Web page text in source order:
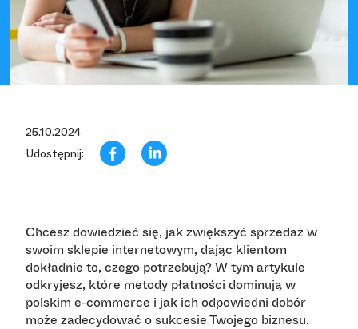
25.10.2024
Udostępnij:
Chcesz dowiedzieć się, jak zwiększyć sprzedaż w
swoim sklepie internetowym, dając klientom
dokładnie to, czego potrzebują? W tym artykule
odkryjesz, które metody płatności dominują w
polskim e-commerce i jak ich odpowiedni dobór
może zadecydować o sukcesie Twojego biznesu.